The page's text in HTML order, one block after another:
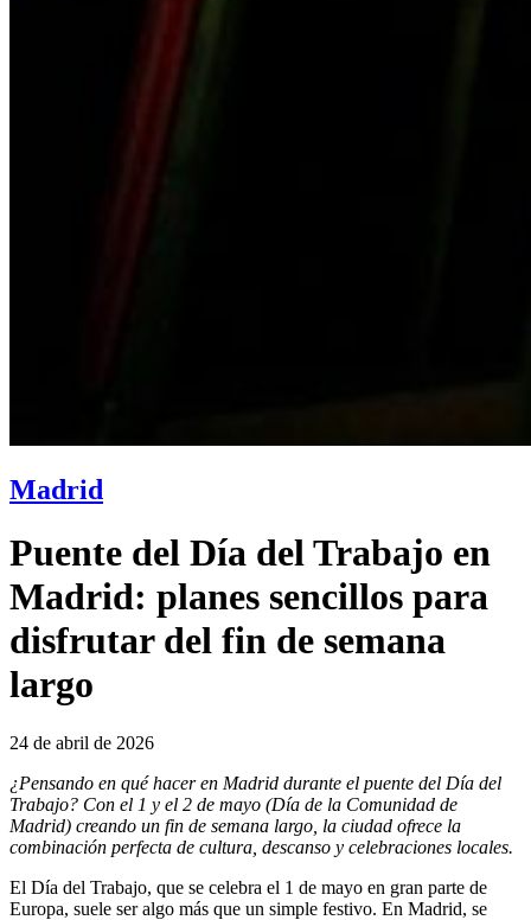
Madrid
Puente del Día del Trabajo en
Madrid: planes sencillos para
disfrutar del fin de semana
largo
24 de abril de 2026
¿Pensando en qué hacer en Madrid durante el puente del Día del
Trabajo? Con el 1 y el 2 de mayo (Día de la Comunidad de
Madrid) creando un fin de semana largo, la ciudad ofrece la
combinación perfecta de cultura, descanso y celebraciones locales.
El Día del Trabajo, que se celebra el 1 de mayo en gran parte de
Europa, suele ser algo más que un simple festivo. En Madrid, se